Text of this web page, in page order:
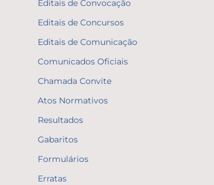
Editais de Convocação
Editais de Concursos
Editais de Comunicação
Comunicados Oficiais
Chamada Convite
Atos Normativos
Resultados
Gabaritos
Formulários
Erratas